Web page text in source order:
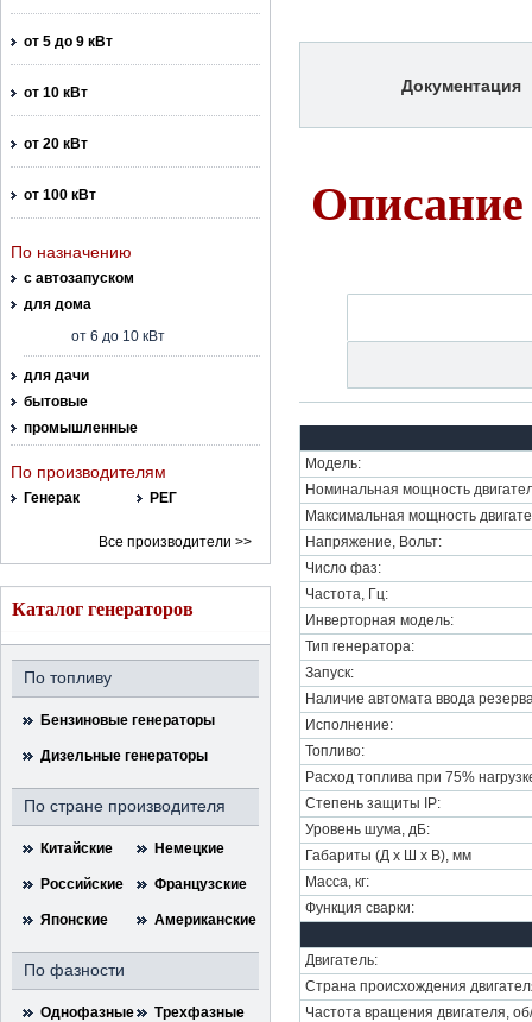
от 5 до 9 кВт
от 10 кВт
от 20 кВт
от 100 кВт
По назначению
с автозапуском
для дома
от 6 до 10 кВт
для дачи
бытовые
промышленные
По производителям
Генерак РЕГ
Все производители >>
Каталог генераторов
По топливу
Бензиновые генераторы
Дизельные генераторы
По стране производителя
Китайские Немецкие
Российские Французские
Японские Американские
По фазности
Однофазные Трехфазные
Документация
Модель:
Номинальная мощность
Максимальная мощность
Напряжение, Вольт:
Число фаз:
Частота, Гц:
Инверторная модель:
Тип генератора:
Запуск:
Наличие автомата ввода
Исполнение:
Топливо:
Расход топлива при 75%
Степень защиты IP:
Уровень шума, дБ:
Габариты (Д х Ш х В), мм
Масса, кг:
Функция сварки:
Двигатель:
Страна происхождения
Частота вращения двигателя,